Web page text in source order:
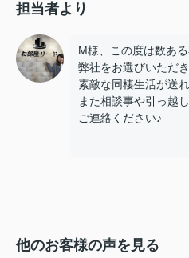
担当者より
M様、この度は数あ
弊社をお選びいただ
素敵な同棲生活が送
また相談事や引っ越
ご連絡ください♪
他のお客様の声を見る